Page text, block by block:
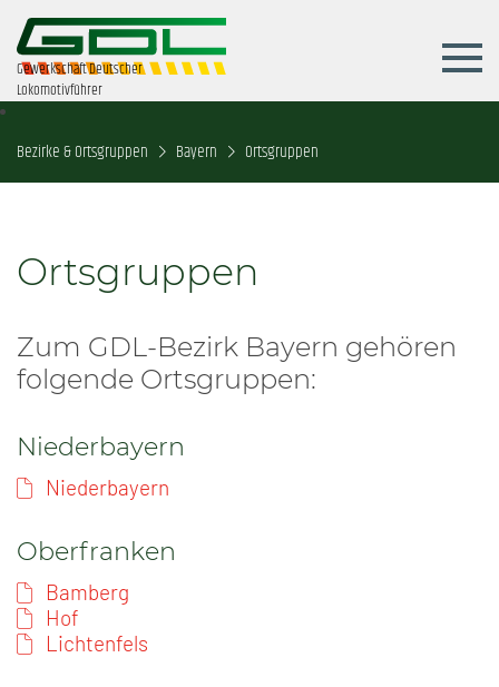
Gewerkschaft Deutscher
Lokomotivführer
Bezirke & Ortsgruppen Bayern Ortsgruppen
Ortsgruppen
Zum GDL-Bezirk Bayern gehören
folgende Ortsgruppen:
Niederbayern
Niederbayern
Oberfranken
Bamberg
Hof
Lichtenfels